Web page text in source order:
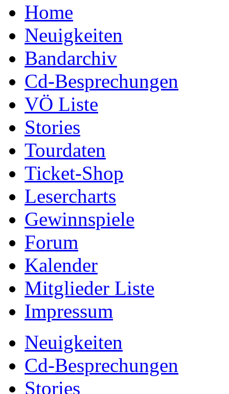
Home
Neuigkeiten
Bandarchiv
Cd-Besprechungen
VÖ Liste
Stories
Tourdaten
Ticket-Shop
Lesercharts
Gewinnspiele
Forum
Kalender
Mitglieder Liste
Impressum
Neuigkeiten
Cd-Besprechungen
Stories